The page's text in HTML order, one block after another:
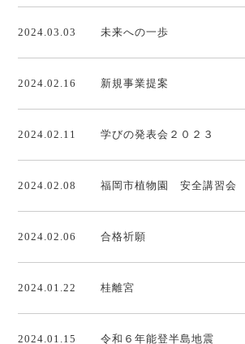
2024.03.03 未来への一歩
2024.02.16 新規事業提案
2024.02.11 学びの発表会２０２３
2024.02.08 福岡市植物園 安全講習会
2024.02.06 合格祈願
2024.01.22 桂離宮
2024.01.15 令和６年能登半島地震